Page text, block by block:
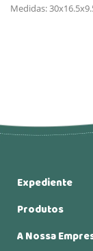
Medidas:
Expediente
Produtos
A Nossa